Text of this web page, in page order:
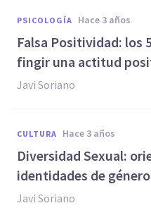
PSICOLOGÍA hace 3 años
Falsa Positividad: los
fingir una actitud
Javi Soriano
CULTURA hace 3 años
Diversidad Sexual:
identidades de género
Javi Soriano